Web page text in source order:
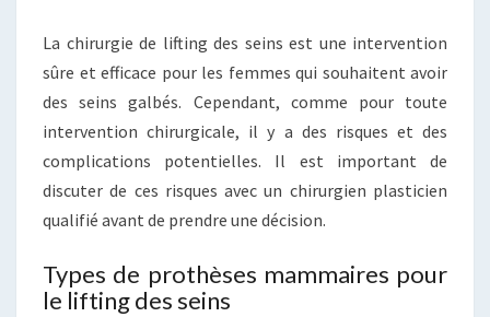
La chirurgie de lifting des seins est une intervention
sûre et efficace pour les femmes qui souhaitent avoir
des seins galbés. Cependant, comme pour toute
intervention chirurgicale, il y a des risques et des
complications potentielles. Il est important de
discuter de ces risques avec un chirurgien plasticien
qualifié avant de prendre une décision.
Types de prothèses mammaires pour
le lifting des seins